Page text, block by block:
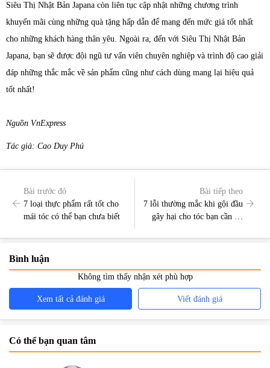
Siêu Thị Nhật Bản Japana còn liên tục cập nhật những chương trình
khuyến mãi cùng những quà tặng hấp dẫn để mang đến mức giá tốt nhất
cho những khách hàng thân yêu. Ngoài ra, đến với Siêu Thị Nhật Bản
Japana, bạn sẽ được đội ngũ tư vấn viên chuyên nghiệp và trình độ cao giải
đáp những thắc mắc về sản phẩm cũng như cách dùng mang lại hiệu quả
tốt nhất!
Nguồn VnExpress
Tác giả: Cao Duy Phú
Bài trước đó
7 loại thực phẩm rất tốt cho
mái tóc có thể bạn chưa biết
Bài tiếp theo
7 lỗi thường mắc khi gội đầu
gây hại cho tóc bạn cần bỏ
Bình luận
Không tìm thấy nhận xét phù hợp
Xem tất cả đánh giá Viết đánh giá
Có thể bạn quan tâm